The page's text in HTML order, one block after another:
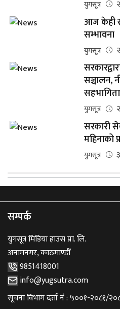
युगसूत्र
आज केही
सम्भावना
युगसूत्र
सञ्चालन,
सहभागिता
युगसूत्र
सरकारी
महिनाको
युगसूत्र
सम्पर्क
युगसूत्र मिडिया हाउस प्रा. लि.
अनामनगर, काठमाण्डौँ
9851418001
info@yugsutra.com
सूचना विभाग दर्ता नं : ५००१-२०८१/